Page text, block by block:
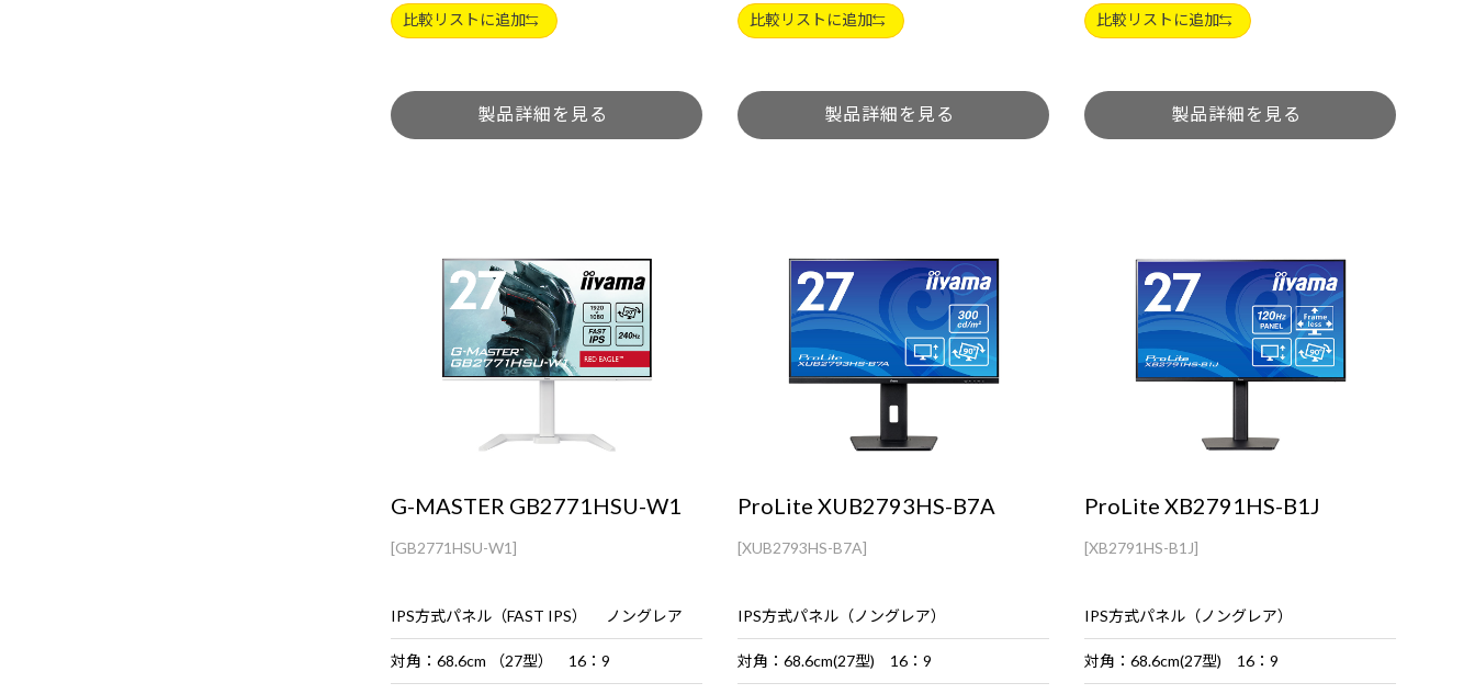
比較リストに追加 比較リストに追加 比較リストに追加
G-MASTER GB2771HSU-W1
[GB2771HSU-W1]
IPS方式パネル（FAST IPS） ノングレア
対角：68.6cm （27型） 16：9
ProLite XUB2793HS-B7A
[XUB2793HS-B7A]
IPS方式パネル（ノングレア）
対角：68.6cm(27型) 16：9
ProLite XB2791HS-B1J
[XB2791HS-B1J]
IPS方式パネル（ノングレア）
対角：68.6cm(27型) 16：9